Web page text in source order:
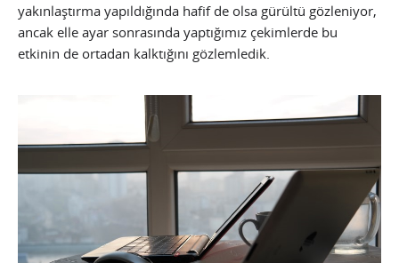
yakınlaştırma yapıldığında hafif de olsa gürültü gözleniyor,
ancak elle ayar sonrasında yaptığımız çekimlerde bu
etkinin de ortadan kalktığını gözlemledik.